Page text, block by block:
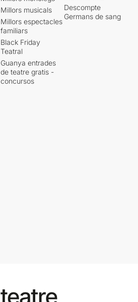
Millors musicals
Millors espectacles
familiars
Black Friday
Teatral
Guanya entrades
de teatre gratis -
concursos
Descompte
Germans de sang